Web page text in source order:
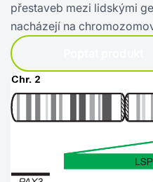
přestaveb mezi lidskými
nacházejí na